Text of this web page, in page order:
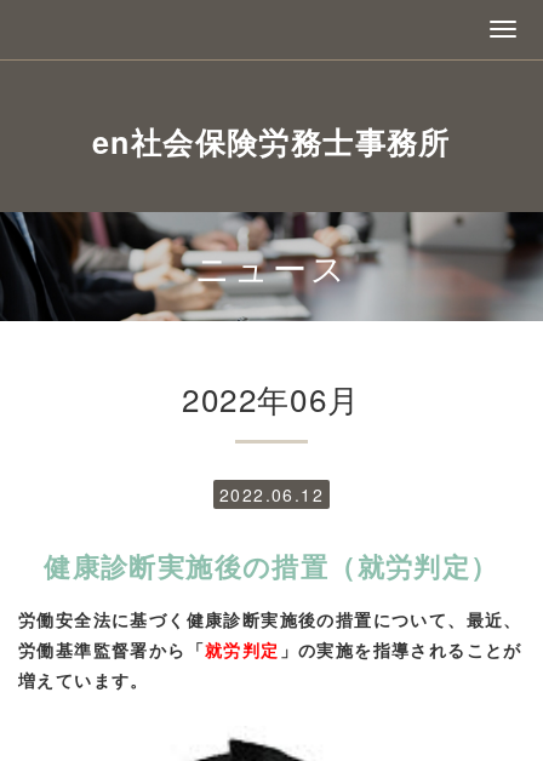
en社会保険労務士事務所
ニュース
2022年06月
2022.06.12
健康診断実施後の措置（就労判定）
労働安全法に基づく健康診断実施後の措置について、最近、
労働基準監督署から「就労判定 」の実施を指導されることが
増えています。